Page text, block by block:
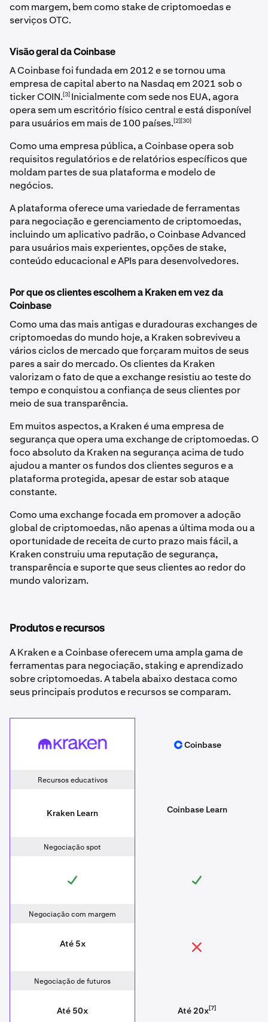
com margem, bem como stake de criptomoedas e
serviços OTC.
Visão geral da Coinbase
A Coinbase foi fundada em 2012 e se tornou uma
empresa de capital aberto na Nasdaq em 2021 sob o
ticker COIN.[3] Inicialmente com sede nos EUA, agora
opera sem um escritório físico central e está disponível
para usuários em mais de 100 países.[2][30]
Como uma empresa pública, a Coinbase opera sob
requisitos regulatórios e de relatórios específicos que
moldam partes de sua plataforma e modelo de
negócios.
A plataforma oferece uma variedade de ferramentas
para negociação e gerenciamento de criptomoedas,
incluindo um aplicativo padrão, o Coinbase Advanced
para usuários mais experientes, opções de stake,
conteúdo educacional e APIs para desenvolvedores.
Por que os clientes escolhem a Kraken em vez da
Coinbase
Como uma das mais antigas e duradouras exchanges de
criptomoedas do mundo hoje, a Kraken sobreviveu a
vários ciclos de mercado que forçaram muitos de seus
pares a sair do mercado. Os clientes da Kraken
valorizam o fato de que a exchange resistiu ao teste do
tempo e conquistou a confiança de seus clientes por
meio de sua transparência.
Em muitos aspectos, a Kraken é uma empresa de
segurança que opera uma exchange de criptomoedas. O
foco absoluto da Kraken na segurança acima de tudo
ajudou a manter os fundos dos clientes seguros e a
plataforma protegida, apesar de estar sob ataque
constante.
Como uma exchange focada em promover a adoção
global de criptomoedas, não apenas a última moda ou a
oportunidade de receita de curto prazo mais fácil, a
Kraken construiu uma reputação de segurança,
transparência e suporte que seus clientes ao redor do
mundo valorizam.
Produtos e recursos
A Kraken e a Coinbase oferecem uma ampla gama de
ferramentas para negociação, staking e aprendizado
sobre criptomoedas. A tabela abaixo destaca como
seus principais produtos e recursos se comparam.
Kraken Coinbase
Coinbase
Recursos educativos
Kraken Learn Coinbase Learn
Negociação spot
Negociação com margem
Até 5x
Negociação de futuros
Até 50x Até 20x[7]